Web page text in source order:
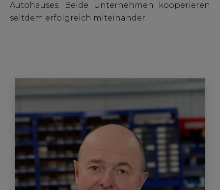
Autohauses. Beide Unternehmen kooperieren
seitdem erfolgreich miteinander.